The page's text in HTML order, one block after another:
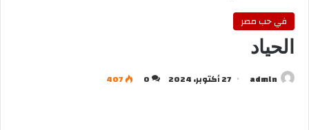
في حب مصر
الحياد
admln 27 أكتوبر، 2024 0
407